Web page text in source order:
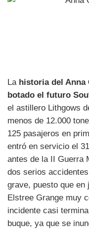
La historia del Anna
botado el futuro
el astillero Lithgows
menos de 12.000
125 pasajeros en
entró en servicio el
antes de la II Guerra
dos serios
grave, puesto que en
Elstree Grange muy
incidente casi
buque, ya que se